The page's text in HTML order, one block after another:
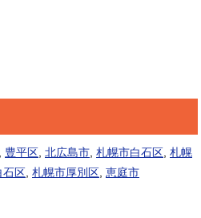
, 豊平区, 北広島市, 札幌市白石区, 札幌
石区, 札幌市厚別区, 恵庭市